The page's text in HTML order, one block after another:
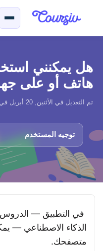
هاتف أو على
تم التعديل في الأثنين, 20 أبريل في 9:26 م
توجيه المستخدم
في التطبيق — الدروس،
الذكاء الاصطناعي —
متصفحك.